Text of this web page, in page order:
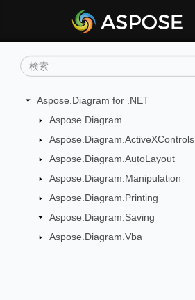
Aspose.Diagram for .NET
Aspose.Diagram
Aspose.Diagram.ActiveXControls
Aspose.Diagram.AutoLayout
Aspose.Diagram.Manipulation
Aspose.Diagram.Printing
Aspose.Diagram.Saving
Aspose.Diagram.Vba